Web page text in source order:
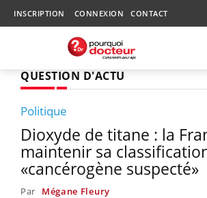
INSCRIPTION CONNEXION CONTACT
QUESTION D'ACTU
Politique
Dioxyde de titane : la
maintenir sa
«cancérogène suspecté»
Par Mégane Fleury